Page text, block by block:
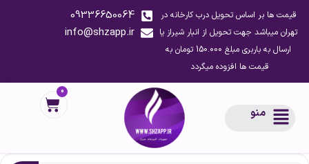
قیمت ها بر اساس تحویل درب کارخانه در
تهران میباشد جهت تحویل از انبار شیراز یا
ارسال به باربری مبلغ 150.000 تومان به
قیمت ها افزوده میگردد
09336650064
info@shzapp.ir
منو
0